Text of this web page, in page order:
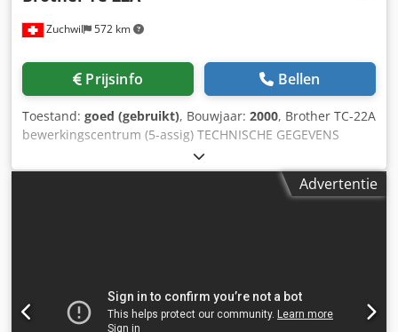
Zuchwil 572 km
Prijsinfo Bellen
Toestand: goed (gebruikt), Bouwjaar: 2000, Brother TC-22A
bewerkingscentrum (5-assig) TECHNISCHE GEGEVENS
Dwodpoq E N Umjfx Agysa Aantal assen: 5 X-as: 500 mm Y-
as: 410 mm Z-as: 610 mm Spiltoerental: 12`000 tpm
Spilneus: BT30 Gereedschapwisselaar, aantal: 26Advertentie